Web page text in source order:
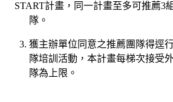
START計畫，同一計畫至多可推薦3
隊。
獲主辦單位同意之推薦團隊得逕
隊培訓活動，本計畫每梯次接受
隊為上限。